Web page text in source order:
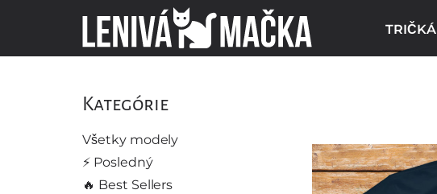
TRIČKÁ
Kategórie
Všetky modely
⚡️ Posledný
🔥 Best Sellers